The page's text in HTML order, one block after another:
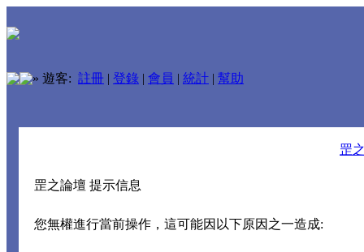
» 遊客: 註冊 | 登錄 | 會員 | 統計 | 幫助
罡
罡之論壇 提示信息
您無權進行當前操作，這可能因以下原因之一造成: